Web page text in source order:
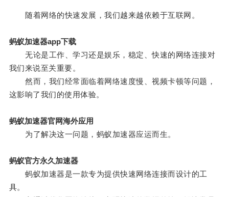
随着网络的快速发展，我们越来越依赖于互联网。
蚂蚁加速器app下载
无论是工作、学习还是娱乐，稳定、快速的网络连接对
我们来说至关重要。
然而，我们经常面临着网络速度慢、视频卡顿等问题，
这影响了我们的使用体验。
蚂蚁加速器官网海外应用
为了解决这一问题，蚂蚁加速器应运而生。
蚂蚁官方永久加速器
蚂蚁加速器是一款专为提供快速网络连接而设计的工
具。